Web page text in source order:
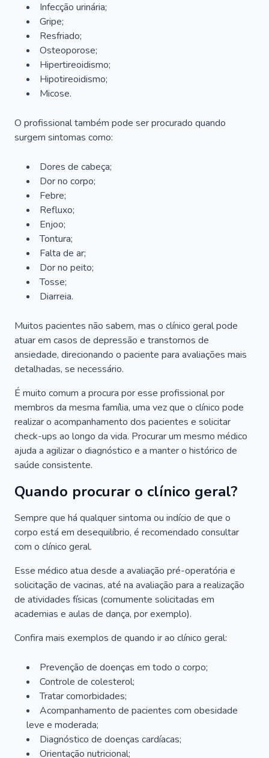
Infecção urinária;
Gripe;
Resfriado;
Osteoporose;
Hipertireoidismo;
Hipotireoidismo;
Micose.
O profissional também pode ser procurado quando
surgem sintomas como:
Dores de cabeça;
Dor no corpo;
Febre;
Refluxo;
Enjoo;
Tontura;
Falta de ar;
Dor no peito;
Tosse;
Diarreia.
Muitos pacientes não sabem, mas o clínico geral pode
atuar em casos de depressão e transtornos de
ansiedade, direcionando o paciente para avaliações mais
detalhadas, se necessário.
É muito comum a procura por esse profissional por
membros da mesma família, uma vez que o clínico pode
realizar o acompanhamento dos pacientes e solicitar
check-ups ao longo da vida. Procurar um mesmo médico
ajuda a agilizar o diagnóstico e a manter o histórico de
saúde consistente.
Quando procurar o clínico geral?
Sempre que há qualquer sintoma ou indício de que o
corpo está em desequilíbrio, é recomendado consultar
com o clínico geral.
Esse médico atua desde a avaliação pré-operatória e
solicitação de vacinas, até na avaliação para a realização
de atividades físicas (comumente solicitadas em
academias e aulas de dança, por exemplo).
Confira mais exemplos de quando ir ao clínico geral:
Prevenção de doenças em todo o corpo;
Controle de colesterol;
Tratar comorbidades;
Acompanhamento de pacientes com obesidade
leve e moderada;
Diagnóstico de doenças cardíacas;
Orientação nutricional;